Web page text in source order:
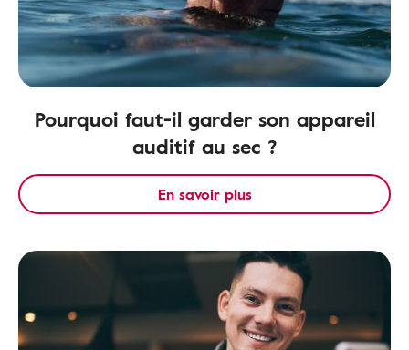
Pourquoi faut-il garder son appareil
auditif au sec ?
En savoir plus